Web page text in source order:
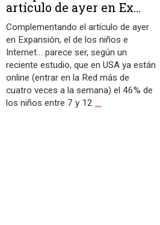
artículo de ayer en Ex...
Complementando el artículo de ayer
en Expansión, el de los niños e
Internet… parece ser, según un
reciente estudio, que en USA ya están
online (entrar en la Red más de
cuatro veces a la semana) el 46% de
los niños entre 7 y 12…